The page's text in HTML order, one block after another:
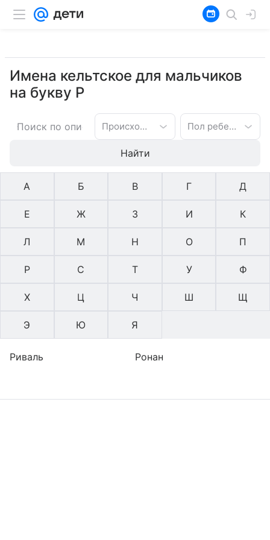
Имена кельтское для мальчиков
на букву Р
Происхождение имени Пол ребенка
Найти
А Б В Г Д
Е Ж З И К
Л М Н О П
Р С Т У Ф
Х Ц Ч Ш Щ
Э Ю Я
Риваль Ронан